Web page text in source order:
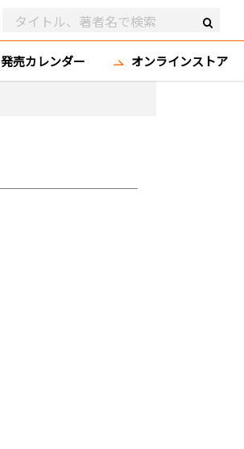
発売カレンダー オンラインストア